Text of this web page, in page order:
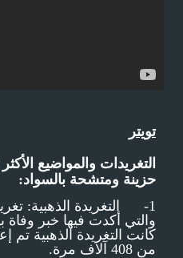
تويتر
التغريدات والمواضيع
حزينة ومتشحة بالسواد:
1- التغريدة الذهبية:
والتي أكدت فيها خبر
كانت التغريدة الذهبية تم
من 408 آلاف مرة.